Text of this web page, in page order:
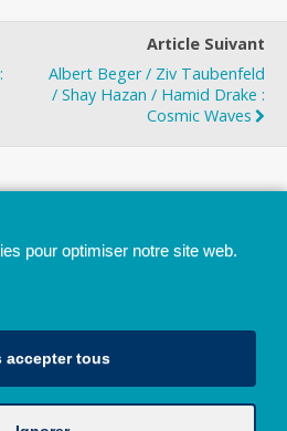
Article Suivant
Albert Beger / Ziv Taubenfeld
/ Shay Hazan / Hamid Drake :
Cosmic Waves
pour optimiser notre site web.
accepter tous